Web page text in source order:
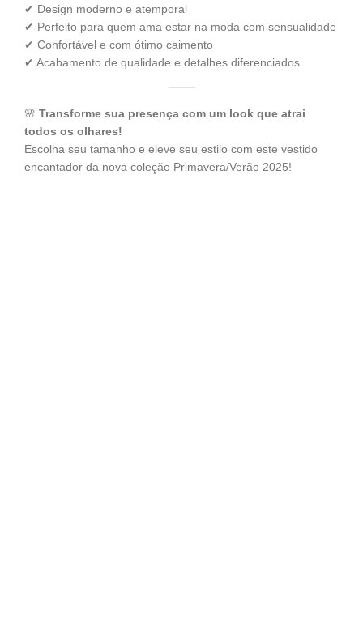
✔ Design moderno e atemporal
✔ Perfeito para quem ama estar na moda com sensualidade
✔ Confortável e com ótimo caimento
✔ Acabamento de qualidade e detalhes diferenciados
🌸 Transforme sua presença com um look que atrai
todos os olhares!
Escolha seu tamanho e eleve seu estilo com este vestido
encantador da nova coleção Primavera/Verão 2025!